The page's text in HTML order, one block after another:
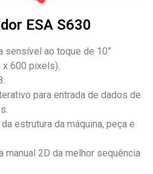
ESA S630
sensível ao toque de 10”
600 pixels).
para entrada de dados de
estrutura da máquina, peça e
manual 2D da melhor sequência